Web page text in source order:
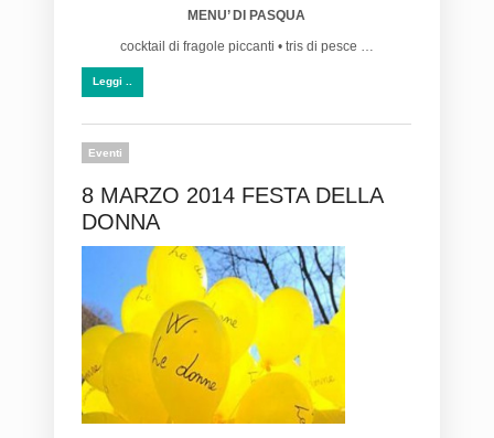
MENU’ DI PASQUA
cocktail di fragole piccanti • tris di pesce …
Leggi ..
Eventi
8 MARZO 2014 FESTA DELLA
DONNA